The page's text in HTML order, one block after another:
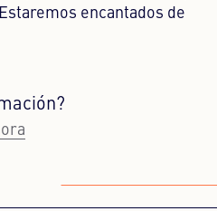
encantados de